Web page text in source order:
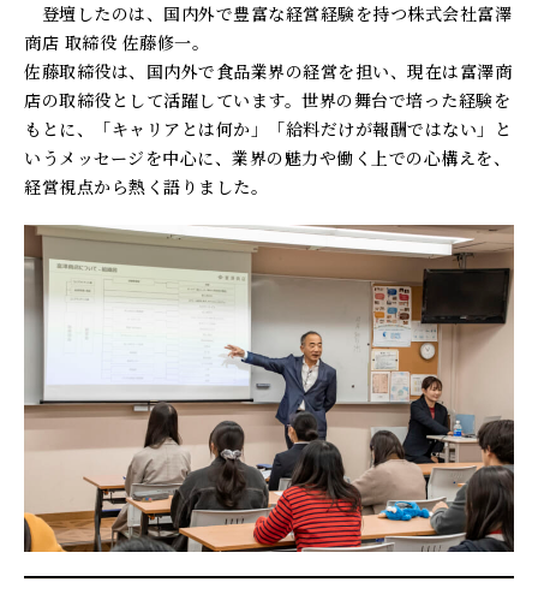
登壇したのは、国内外で豊富な経営経験を持つ株式会社富澤
商店 取締役 佐藤修一。
佐藤取締役は、国内外で食品業界の経営を担い、現在は富澤商
店の取締役として活躍しています。世界の舞台で培った経験を
もとに、「キャリアとは何か」「給料だけが報酬ではない」と
いうメッセージを中心に、業界の魅力や働く上での心構えを、
経営視点から熱く語りました。